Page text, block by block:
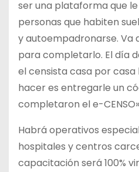
ser una plataforma que
personas que habiten
y autoempadronarse. Va
para completarlo. El día
el censista casa por casa
hacer es entregarle un
completaron el e-
Habrá operativos
hospitales y centros
capacitación será 100%